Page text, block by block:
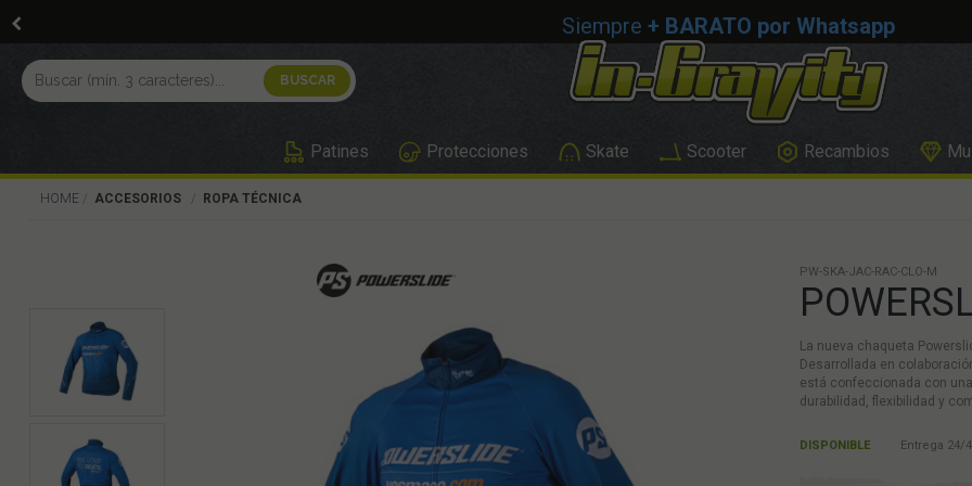
Siempre + BARATO por Whatsapp
Patines Protecciones Skate Scooter Recambios
HOME ACCESORIOS ROPA TÉCNICA
PW-SKA-JAC-RAC-CLO-M
La nueva chaqueta
Desarrollada en
está confeccionada con
durabilidad, flexibilidad y
DISPONIBLE Entrega 24/